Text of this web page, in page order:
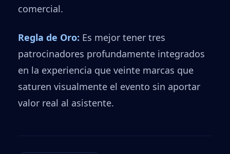
comercial.
Regla de Oro: Es mejor tener tres
patrocinadores profundamente integrados
en la experiencia que veinte marcas que
saturen visualmente el evento sin aportar
valor real al asistente.